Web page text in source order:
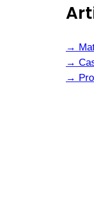
→
→
→